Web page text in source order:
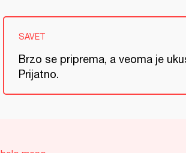
SAVET
Brzo se priprema, a veoma je
Prijatno.